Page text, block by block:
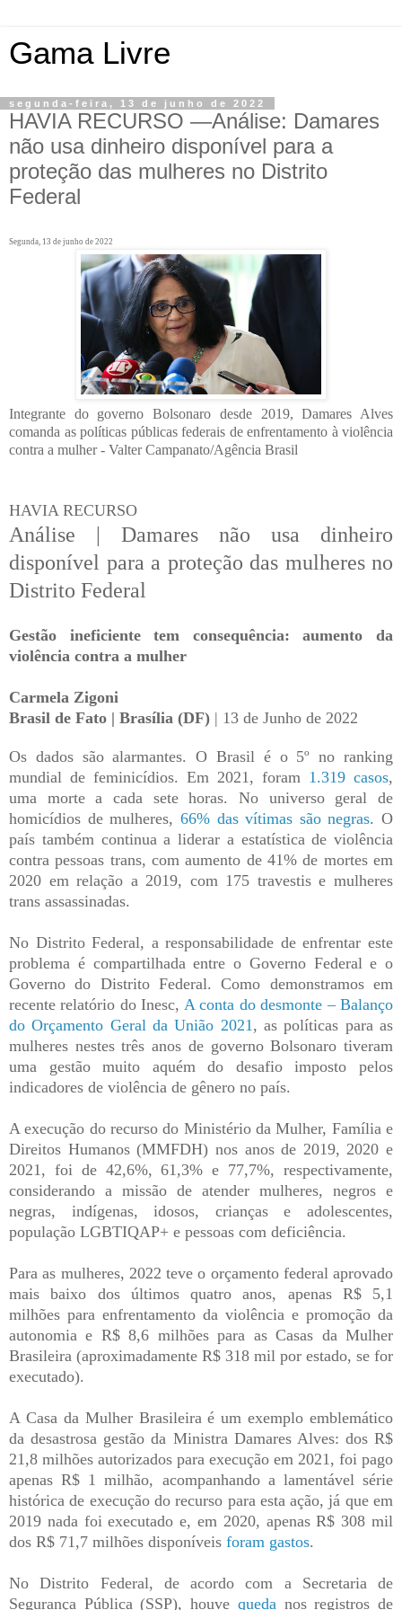
Gama Livre
segunda-feira, 13 de junho de 2022
HAVIA RECURSO —Análise: Damares
não usa dinheiro disponível para a
proteção das mulheres no Distrito
Federal
Segunda, 13 de junho de 2022
Integrante do governo Bolsonaro desde 2019, Damares Alves
comanda as políticas públicas federais de enfrentamento à violência
contra a mulher - Valter Campanato/Agência Brasil
HAVIA RECURSO
Análise | Damares não usa dinheiro
disponível para a proteção das mulheres no
Distrito Federal
Gestão ineficiente tem consequência: aumento da
violência contra a mulher
Carmela Zigoni
Brasil de Fato | Brasília (DF) | 13 de Junho de 2022
Os dados são alarmantes. O Brasil é o 5º no ranking
mundial de feminicídios. Em 2021, foram 1.319 casos,
uma morte a cada sete horas. No universo geral de
homicídios de mulheres, 66% das vítimas são negras. O
país também continua a liderar a estatística de violência
contra pessoas trans, com aumento de 41% de mortes em
2020 em relação a 2019, com 175 travestis e mulheres
trans assassinadas.
No Distrito Federal, a responsabilidade de enfrentar este
problema é compartilhada entre o Governo Federal e o
Governo do Distrito Federal. Como demonstramos em
recente relatório do Inesc, A conta do desmonte – Balanço
do Orçamento Geral da União 2021 , as políticas para as
mulheres nestes três anos de governo Bolsonaro tiveram
uma gestão muito aquém do desafio imposto pelos
indicadores de violência de gênero no país.
A execução do recurso do Ministério da Mulher, Família e
Direitos Humanos (MMFDH) nos anos de 2019, 2020 e
2021, foi de 42,6%, 61,3% e 77,7%, respectivamente,
considerando a missão de atender mulheres, negros e
negras, indígenas, idosos, crianças e adolescentes,
população LGBTIQAP+ e pessoas com deficiência.
Para as mulheres, 2022 teve o orçamento federal aprovado
mais baixo dos últimos quatro anos, apenas R$ 5,1
milhões para enfrentamento da violência e promoção da
autonomia e R$ 8,6 milhões para as Casas da Mulher
Brasileira (aproximadamente R$ 318 mil por estado, se for
executado).
A Casa da Mulher Brasileira é um exemplo emblemático
da desastrosa gestão da Ministra Damares Alves: dos R$
21,8 milhões autorizados para execução em 2021, foi pago
apenas R$ 1 milhão, acompanhando a lamentável série
histórica de execução do recurso para esta ação, já que em
2019 nada foi executado e, em 2020, apenas R$ 308 mil
dos R$ 71,7 milhões disponíveis foram gastos.
No Distrito Federal, de acordo com a Secretaria de
Segurança Pública (SSP), houve queda nos registros de